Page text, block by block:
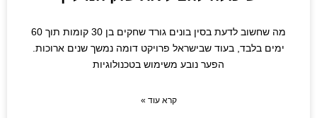
מה שחשוב לדעת בסין בונים גורד שחקים בן 30 קומות תוך 60
ימים בלבד, בעוד שבישראל פרויקט דומה נמשך שנים ארוכות.
הפער נובע משימוש בטכנולוגיות
קרא עוד »